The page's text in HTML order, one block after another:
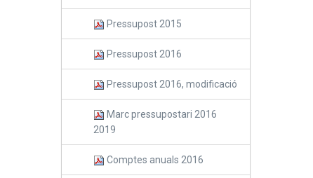
Pressupost 2015
Pressupost 2016
Pressupost 2016, modificació
Marc pressupostari 2016
2019
Comptes anuals 2016